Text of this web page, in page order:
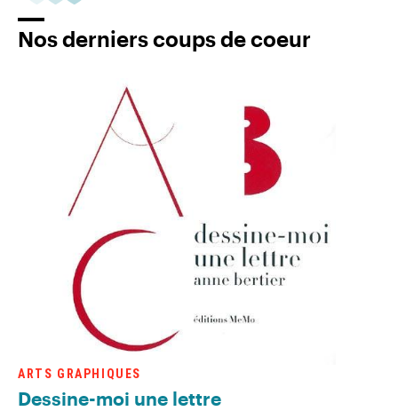
Nos derniers coups de coeur
ARTS GRAPHIQUES
Dessine-moi une lettre